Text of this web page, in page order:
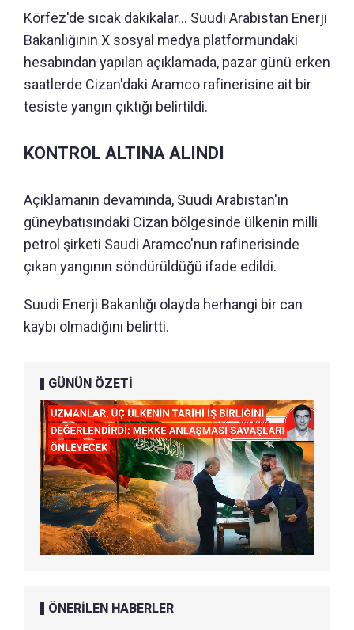
Körfez'de sıcak dakikalar... Suudi Arabistan Enerji
Bakanlığının X sosyal medya platformundaki
hesabından yapılan açıklamada, pazar günü erken
saatlerde Cizan'daki Aramco rafinerisine ait bir
tesiste yangın çıktığı belirtildi.
KONTROL ALTINA ALINDI
Açıklamanın devamında, Suudi Arabistan'ın
güneybatısındaki Cizan bölgesinde ülkenin milli
petrol şirketi Saudi Aramco'nun rafinerisinde
çıkan yangının söndürüldüğü ifade edildi.
Suudi Enerji Bakanlığı olayda herhangi bir can
kaybı olmadığını belirtti.
GÜNÜN ÖZETİ
ÖNERİLEN HABERLER